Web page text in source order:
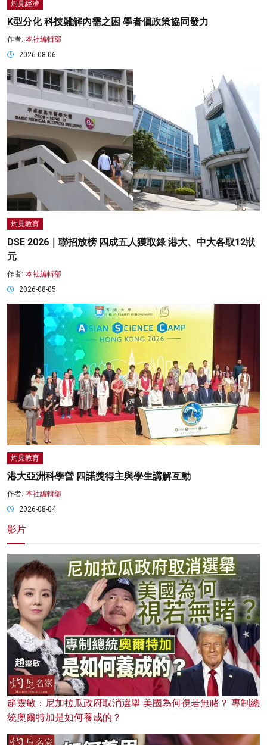
灼見經濟
K型分化 科技難解內需之困 學者倡政策協同發力
作者: 本社編輯部
2026-08-06
灼見教育
DSE 2026｜聯招放榜 四成五人獲取錄 港大、中大各取12狀
元
作者: 本社編輯部
2026-08-05
灼見教育
港大亞洲科學營 四諾獎得主與學生講解互動
作者: 本社編輯部
2026-08-04
影片
趙靈敏：尼加拉瓜政府取消選舉 美國為何視若無睹？ 專制總
統奧爾特加是如何養成的？